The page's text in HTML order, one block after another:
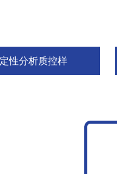
性分析质控样